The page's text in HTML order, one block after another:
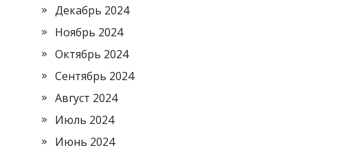
Декабрь 2024
Ноябрь 2024
Октябрь 2024
Сентябрь 2024
Август 2024
Июль 2024
Июнь 2024